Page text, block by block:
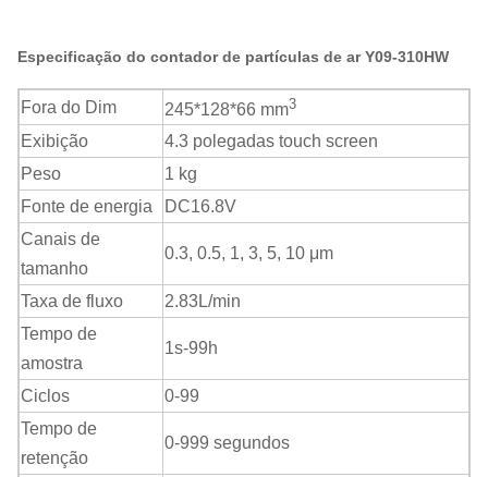
Especificação do contador de partículas de ar Y09-310HW
Fora do Dim 245*128*66 mm3
Exibição
4.3 polegadas touch screen
Peso
1 kg
Fonte de energia
DC16.8V
Canais de
tamanho
0.3, 0.5, 1, 3, 5, 10 μm
Taxa de fluxo 2.83L/min
Tempo de
amostra
1s-99h
Ciclos
0-99
Tempo de
retenção
0-999 segundos